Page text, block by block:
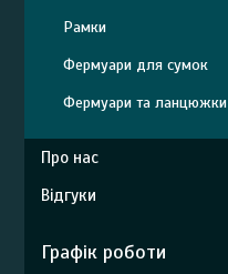
Рамки
Фермуари для сумок
Фермуари та ланцюжки
Про нас
Відгуки
Графік роботи